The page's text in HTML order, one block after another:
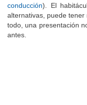
con solvencia y lo
conducción). El
alternativas, puede
todo, una presentación